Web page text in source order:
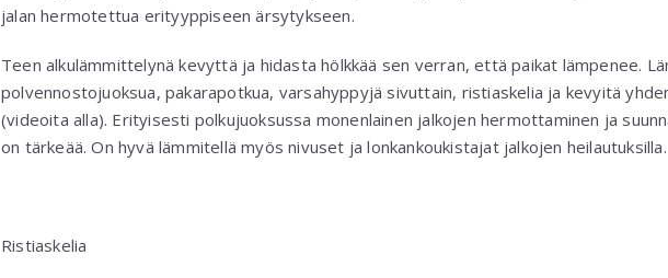
jalan hermotettua erityyppiseen ärsytykseen.
Teen alkulämmittelynä kevyttä ja hidasta hölkkää sen verran, että paikat lämpenee.
polvennostojuoksua, pakarapotkua, varsahyppyjä sivuttain, ristiaskelia ja kevyitä
(videoita alla). Erityisesti polkujuoksussa monenlainen jalkojen hermottaminen ja
on tärkeää. On hyvä lämmitellä myös nivuset ja lonkankoukistajat jalkojen heilautuksilla.
Ristiaskelia